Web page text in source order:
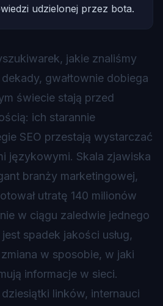
udzielonej przez bota.
jakie znaliśmy
gwałtownie dobiega
świecie stają przed
ich starannie
SEO przestają wystarczać
językowymi. Skala zjawiska
branży marketingowej,
utratę 140 milionów
w ciągu zaledwie jednego
spadek jakości usług,
w sposobie, w jaki
informacje w sieci.
linków, internauci